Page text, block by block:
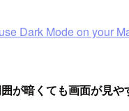
Dark Mode on your
が暗くても画面が見や